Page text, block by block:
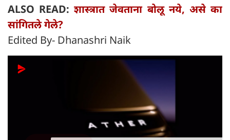
ALSO READ:शास्त्रात जेवताना बोलू नये, असे का
सांगितले गेले?
Edited By- Dhanashri Naik